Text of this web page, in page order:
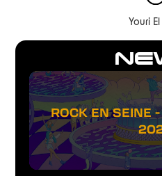
ROCK EN SEINE
Youri El